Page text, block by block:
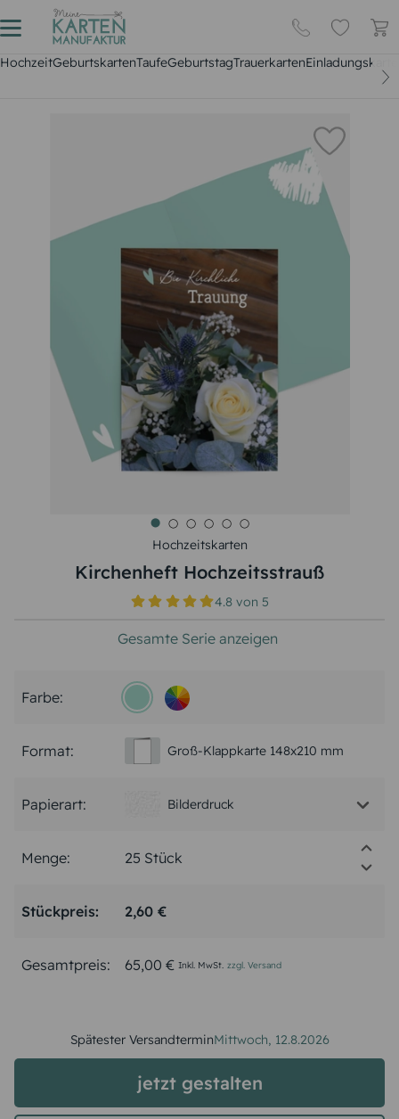
HochzeitGeburtskartenTaufeGeburtstagTrauerkarten
Hochzeitskarten
Kirchenheft Hochzeitsstrauß
4.8 von5
Gesamte Serie anzeigen
Farbe:
Format: Groß-Klappkarte 148x210 mm
Papierart: Bilderdruck
Menge:
Stückpreis: 2,60 €
Gesamtpreis: 65,00 € Inkl. MwSt. zzgl. Versand
Spätester VersandterminMittwoch, 12.8.2026
jetzt gestalten